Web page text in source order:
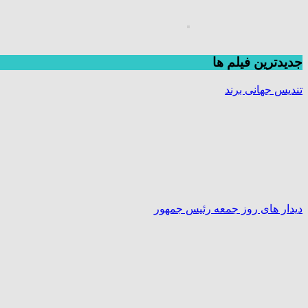
جديدترين فیلم ها
تندیس جهانی برند
دیدار های روز جمعه رئیس جمهور